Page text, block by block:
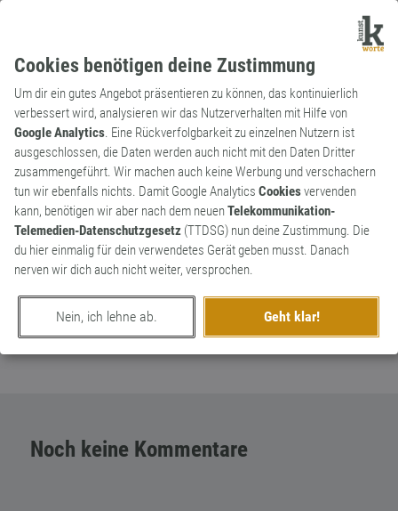
Cookies benötigen deine Zustimmung
Um dir ein gutes Angebot präsentieren zu können, das kontinuierlich
verbessert wird, analysieren wir das Nutzerverhalten mit Hilfe von
Google Analytics. Eine Rückverfolgbarkeit zu einzelnen Nutzern ist
ausgeschlossen, die Daten werden auch nicht mit den Daten Dritter
zusammengeführt. Wir machen auch keine Werbung und verschachern
tun wir ebenfalls nichts. Damit Google Analytics Cookiesvervenden
kann, benötigen wir aber nach dem neuenTelekommunikation-
Telemedien-Datenschutzgesetz (TTDSG) nun deine Zustimmung. Die
du hier einmalig für dein verwendetes Gerät geben musst. Danach
nerven wir dich auch nicht weiter, versprochen.
Nein, ich lehne ab. Geht klar!
Markenname
Substantiv
Pixar
Pixel und Art werden zu Pixar. Passt!
Pixelart reduziert. Oder doch lieber Pixart?
0
erschaffen von Gam3lock
am 15. Juni 2013
Noch keine Kommentare